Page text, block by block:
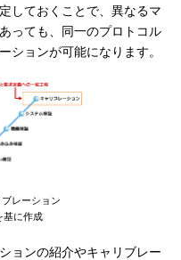
しておくことで、異なるマ
っても、同一のプロトコル
ションが可能になります。
レーション
基に作成
ョンの紹介やキャリブレー